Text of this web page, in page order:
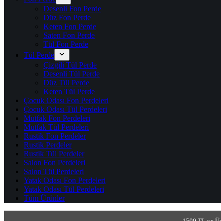
Desenli Fon Perde
Düz Fon Perde
Keten Fon Perde
Saten Fon Perde
Tül Fon Perde
Tül Perde
Çizgili Tül Perde
Desenli Tül Perde
Düz Tül Perde
Keten Tül Perde
Çocuk Odası Fon Perdeleri
Çocuk Odası Tül Perdeleri
Mutfak Fon Perdeleri
Mutfak Tül Perdeleri
Rustik Fon Perdeler
Rustik Perdeler
Rustik Tül Perdeler
Salon Fon Perdeleri
Salon Tül Perdeleri
Yatak Odası Fon Perdeleri
Yatak Odası Tül Perdeleri
Tüm Ürünler